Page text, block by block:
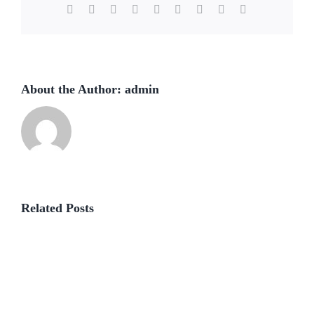
Facebook
TwitterRedditLinkedInWhatsApp
TumblrPinterest
About the Author: admin
Related Posts